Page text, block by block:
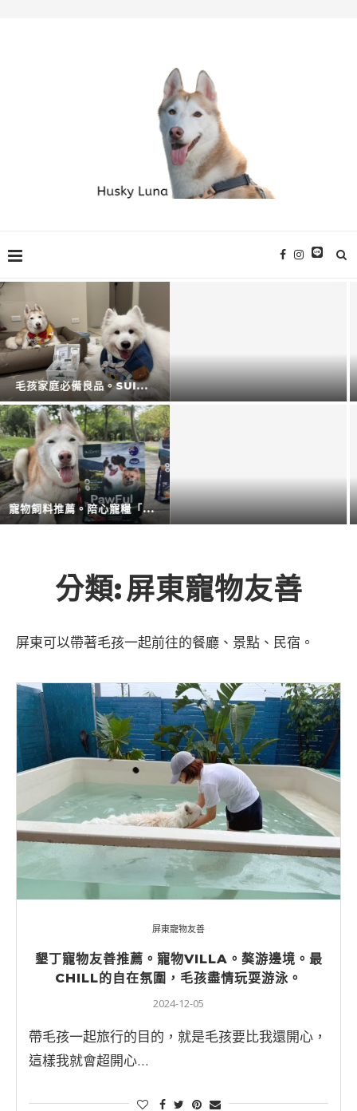
擴充大空間。CODE L... 防蚊液的第一品牌。叮寧也...
廚房神隊友登場。CAES... 衛浴還是讓專業的來。CA...
分類:屏東寵物友善
屏東可以帶著毛孩一起前往的餐廳、景點、民宿。
屏東寵物友善
墾丁寵物友善推薦。寵物VILLA。獒游邊境。最
CHILL的自在氛圍，毛孩盡情玩耍游泳。
2024-12-05
帶毛孩一起旅行的目的，就是毛孩要比我還開心，
這樣我就會超開心…